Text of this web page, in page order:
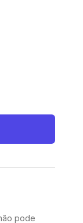
pode